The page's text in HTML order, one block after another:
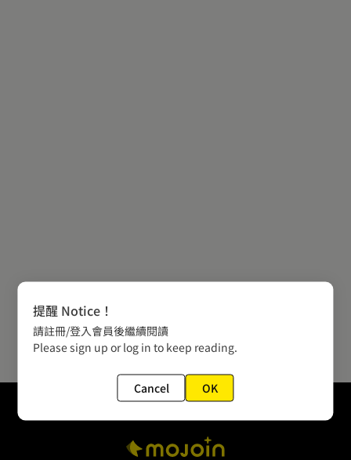
提醒 Notice！
請註冊/登入會員後繼續閱讀
Please sign up or log in to keep reading.
Cancel OK